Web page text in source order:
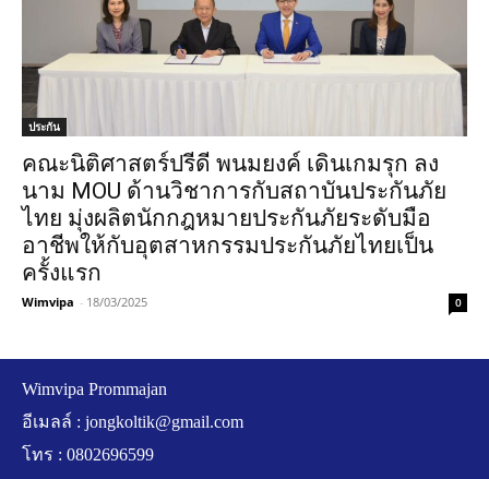
ประกัน
คณะนิติศาสตร์ปรีดี พนมยงค์ เดินเกมรุก ลง
นาม MOU ด้านวิชาการกับสถาบันประกันภัย
ไทย มุ่งผลิตนักกฎหมายประกันภัยระดับมือ
อาชีพให้กับอุตสาหกรรมประกันภัยไทยเป็น
ครั้งแรก
Wimvipa - 18/03/2025 0
Wimvipa Prommajan
อีเมลล์ : jongkoltik@gmail.com
โทร : 0802696599